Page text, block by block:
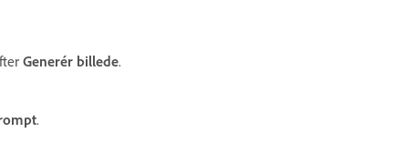
Generér billede.
.